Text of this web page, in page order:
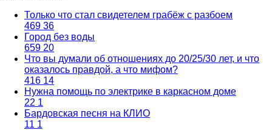
Только что стал свидетелем грабёж с разбоем
469 36
Город без воды
659 20
Что вы думали об отношениях до 20/25/30 лет, и что
оказалось правдой, а что мифом?
416 14
Нужна помощь по электрике в каркасном доме
22 1
Бардовская песня на КЛИО
11 1